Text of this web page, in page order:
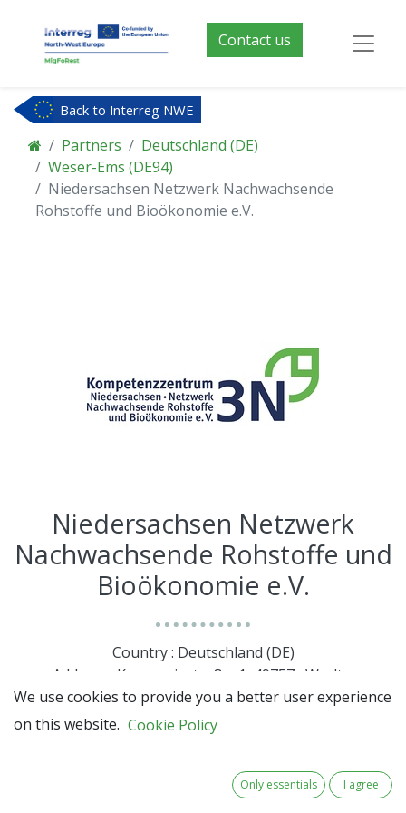
Contact us
Back to Interreg NWE
Partners
Deutschland (DE)
Weser-Ems (DE94)
Niedersachsen Netzwerk Nachwachsende
Rohstoffe und Bioökonomie e.V.
Niedersachsen Netzwerk
Nachwachsende Rohstoffe und
Bioökonomie e.V.
Country : Deutschland (DE)
Address : Kompaniestraße, 1, 49757 , Werlte,
Deutschland (DE) 49757 Werlte
We use cookies to provide you a better user experience
on this website. Cookie Policy
Only essentials I agree